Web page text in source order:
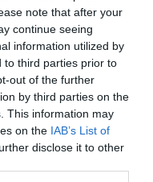
note that after your
continue seeing
information utilized by
to third parties prior to
out of the further
by third parties on the
This information may
on the IAB’s List of
disclose it to other